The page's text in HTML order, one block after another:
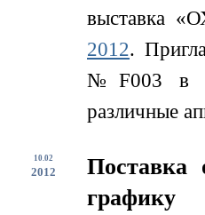
выставка
2012.
№F003 в
различные
10.02
2012
Поставка
графику